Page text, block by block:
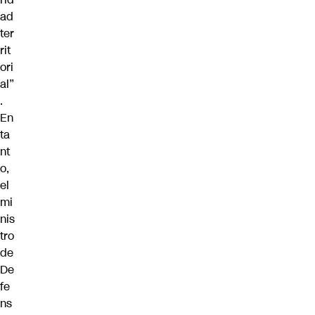
ad
ter
rit
ori
al”
.
En
ta
nt
o,
el
mi
nis
tro
de
De
fe
ns